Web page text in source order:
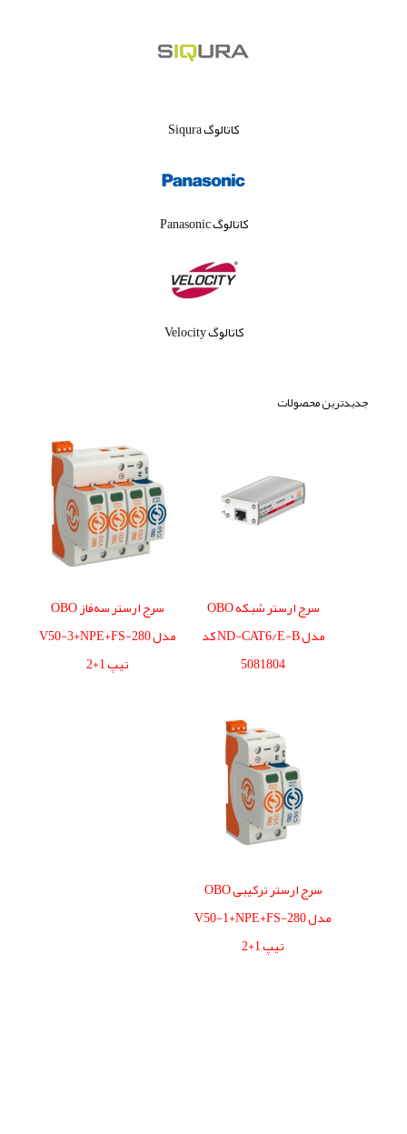
کاتالوگ Siqura
کاتالوگ Panasonic
کاتالوگ Velocity
جدیدترین محصولات
سرج ارستر شبکه OBO
مدل ND-CAT6/E-B کد
5081804
سرج ارستر سه‌فاز OBO
مدل V50-3+NPE+FS-280
تیپ 1+2
سرج ارستر ترکیبی OBO
مدل V50-1+NPE+FS-280
تیپ 1+2